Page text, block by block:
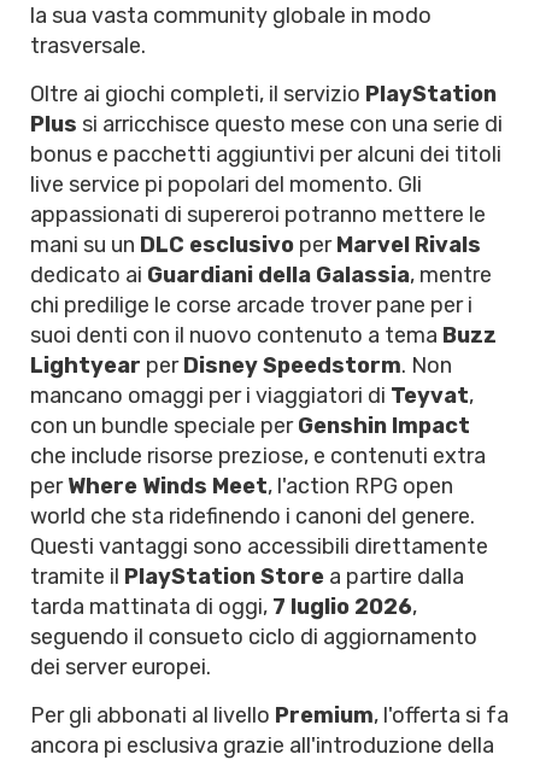
la sua vasta community globale in modo
trasversale.
Oltre ai giochi completi, il servizio PlayStation
Plus si arricchisce questo mese con una serie di
bonus e pacchetti aggiuntivi per alcuni dei titoli
live service pi popolari del momento. Gli
appassionati di supereroi potranno mettere le
mani su un DLC esclusivo perMarvel Rivals
dedicato ai Guardiani della Galassia, mentre
chi predilige le corse arcade trover pane per i
suoi denti con il nuovo contenuto a tema Buzz
Lightyear perDisney Speedstorm. Non
mancano omaggi per i viaggiatori di Teyvat,
con un bundle speciale perGenshin Impact
che include risorse preziose, e contenuti extra
perWhere Winds Meet, l'action RPG open
world che sta ridefinendo i canoni del genere.
Questi vantaggi sono accessibili direttamente
tramite il PlayStation Store a partire dalla
tarda mattinata di oggi, 7 luglio 2026,
seguendo il consueto ciclo di aggiornamento
dei server europei.
Per gli abbonati al livello Premium, l'offerta si fa
ancora pi esclusiva grazie all'introduzione della